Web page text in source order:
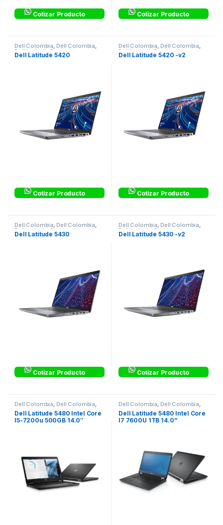
Cotizar Producto Cotizar Producto
Dell Colombia, Dell Colombia,
Dell Latitude Corporativos
Laptops & Computers
Dell Latitude 5420
Cotizar Producto
Dell Colombia, Dell Colombia,
Dell Latitude Corporativos
Laptops & Computers
Dell Latitude 5420 -v2
Cotizar Producto
Dell Colombia, Dell Colombia,
Dell Latitude Corporativos
Laptops & Computers
Dell Latitude 5430
Cotizar Producto
Dell Colombia, Dell Colombia,
Dell Latitude Corporativos
Laptops & Computers
Dell Latitude 5430 -v2
Cotizar Producto
Dell Colombia, Dell Colombia,
Dell Latitude Corporativos
Dell Latitude 5480 Intel Core
I5-7200u 500GB 14.0″
Dell Colombia, Dell Colombia,
Dell Latitude Corporativos
Dell Latitude 5480 Intel Core
I7 7600U 1TB 14.0”